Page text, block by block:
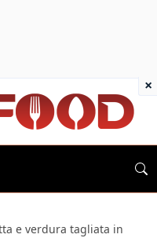
e verdura tagliata in
×